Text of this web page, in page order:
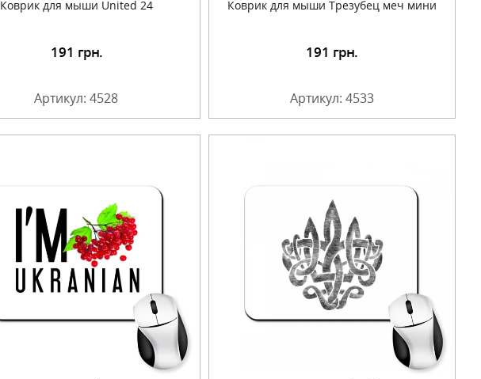
Коврик для мыши United 24
191 грн.
Артикул: 4528
Коврик для мыши Трезубец меч мини
Подробнее 191 грн.
Артикул: 4533